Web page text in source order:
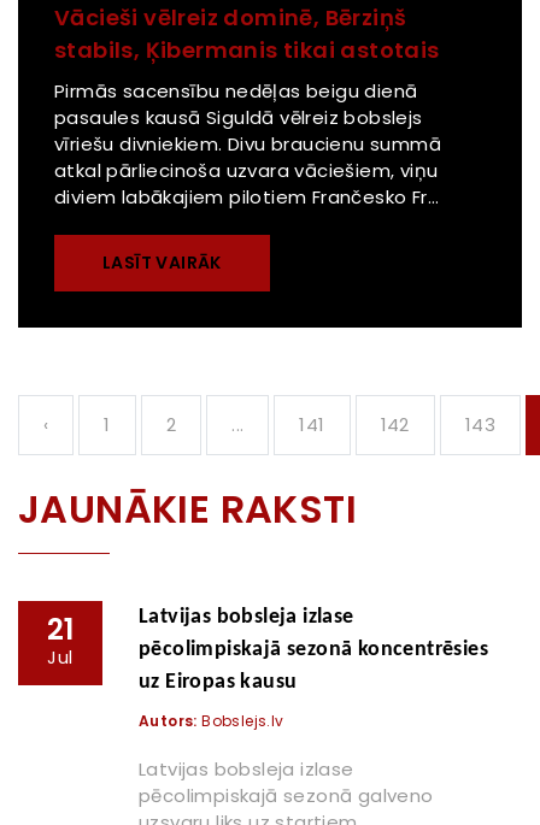
Vācieši vēlreiz dominē, Bērziņš
stabils, Ķibermanis tikai astotais
Pirmās sacensību nedēļas beigu dienā
pasaules kausā Siguldā vēlreiz bobslejs
vīriešu divniekiem. Divu braucienu summā
atkal pārliecinoša uzvara vāciešiem, viņu
diviem labākajiem pilotiem Frančesko Fr...
LASĪT VAIRĀK
‹ 1 2 ... 141 142 143
JAUNĀKIE RAKSTI
21
Jul
Latvijas bobsleja izlase
pēcolimpiskajā sezonā koncentrēsies
uz Eiropas kausu
Autors: Bobslejs.lv
Latvijas bobsleja izlase
pēcolimpiskajā sezonā galveno